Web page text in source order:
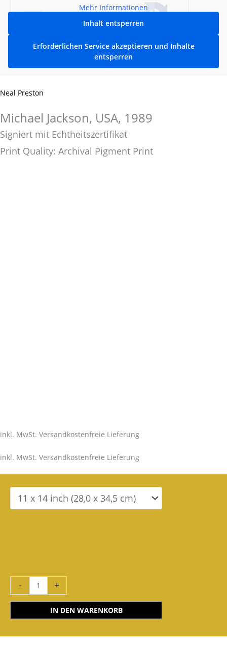
Mehr Informationen
Inhalt entsperren
Erforderlichen Service akzeptieren und Inhalte
entsperren
Neal Preston
Michael Jackson, USA, 1989
Signiert mit Echtheitszertifikat
Print Quality: Archival Pigment Print
inkl. MwSt. Versandkostenfreie Lieferung
inkl. MwSt. Versandkostenfreie Lieferung
- +
IN DEN WARENKORB